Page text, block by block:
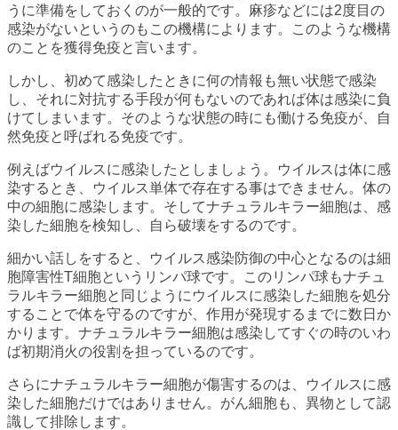
うに準備をしておくのが一般的です。麻疹などには2度目の
感染がないというのもこの機構によります。このような機構
のことを獲得免疫と言います。
しかし、初めて感染したときに何の情報も無い状態で感染
し、それに対抗する手段が何もないのであれば体は感染に負
けてしまいます。そのような状態の時にも働ける免疫が、自
然免疫と呼ばれる免疫です。
例えばウイルスに感染したとしましょう。ウイルスは体に感
染するとき、ウイルス単体で存在する事はできません。体の
中の細胞に感染します。そしてナチュラルキラー細胞は、感
染した細胞を検知し、自ら破壊をするのです。
細かい話しをすると、ウイルス感染防御の中心となるのは細
胞障害性T細胞というリンパ球です。このリンパ球もナチュ
ラルキラー細胞と同じようにウイルスに感染した細胞を処分
することで体を守るのですが、作用が発現するまでに数日か
かります。ナチュラルキラー細胞は感染してすぐの時のいわ
ば初期消火の役割を担っているのです。
さらにナチュラルキラー細胞が傷害するのは、ウイルスに感
染した細胞だけではありません。がん細胞も、異物として認
識して排除します。